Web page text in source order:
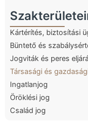
Kártérítés, biztosítási
Büntető és
Jogviták és peres
Társasági és
Ingatlanjog
Öröklési jog
Család jog